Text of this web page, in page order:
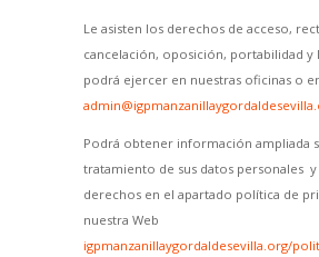
Le asisten los derechos de acceso,
cancelación, oposición, portabilidad y
podrá ejercer en nuestras oficinas o
Podrá obtener información ampliada
tratamiento de sus datos personales
derechos en el apartado política de
nuestra Web
igpmanzanillaygordaldesevilla.org/